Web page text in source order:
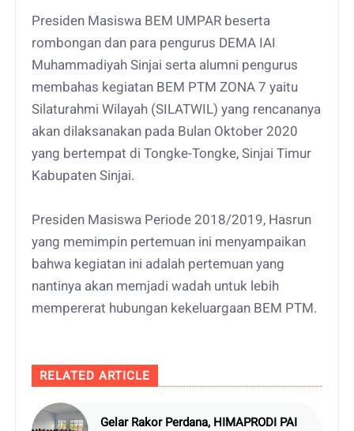
Presiden Masiswa BEM UMPAR beserta
rombongan dan para pengurus DEMA IAI
Muhammadiyah Sinjai serta alumni pengurus
membahas kegiatan BEM PTM ZONA 7 yaitu
Silaturahmi Wilayah (SILATWIL) yang rencananya
akan dilaksanakan pada Bulan Oktober 2020
yang bertempat di Tongke-Tongke, Sinjai Timur
Kabupaten Sinjai.
Presiden Masiswa Periode 2018/2019, Hasrun
yang memimpin pertemuan ini menyampaikan
bahwa kegiatan ini adalah pertemuan yang
nantinya akan memjadi wadah untuk lebih
mempererat hubungan kekeluargaan BEM PTM.
RELATED ARTICLE
Gelar Rakor Perdana, HIMAPRODI PAI